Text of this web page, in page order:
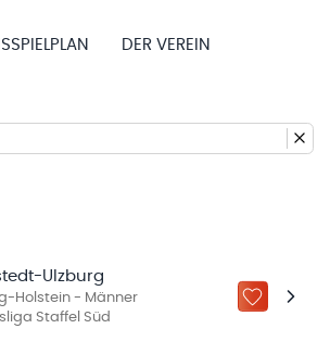
DER VEREIN
Ulzburg
Holstein - Männer
Staffel Süd
ZU „MEINE